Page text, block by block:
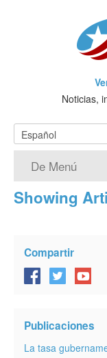
Noticias,
De Menú
Página de
¿Qué es ESTA?
VWP
ESTA
Showing
Compartir
Publicaciones
La tasa